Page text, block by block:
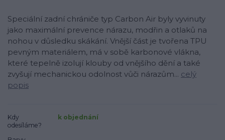
Speciální zadní chrániče typ Carbon Air byly vyvinuty
jako maximální prevence nárazu, modřin a otlaků na
nohou v důsledku skákání. Vnější část je tvořena TPU
pevným materiálem, má v sobě karbonové vlákna,
které tepelně izolují klouby od vnějšího dění a také
zvyšují mechanickou odolnost vůči nárazům... celý
popis
Kdy
odesíláme?
k objednání